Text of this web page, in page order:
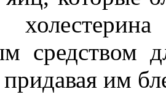
средством
им